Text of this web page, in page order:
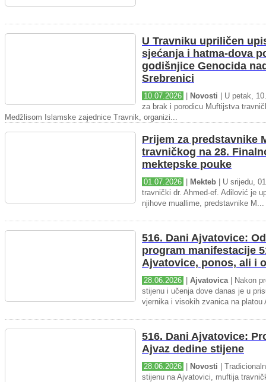
U Travniku upriličen
sjećanja i hatma-dova
godišnjice Genocida
Srebrenici
10.07.2026 Novosti | U petak,
za brak i porodicu Muftijstva
Medžlisom Islamske zajednice Travnik, organizi...
Prijem za predstavnike
travničkog na 28.
mektepske pouke
01.07.2026 Mekteb | U srijedu,
travnički dr. Ahmed-ef. Adilović je
njihove muallime, predstavnike M...
516. Dani Ajvatovice:
program manifestacije
Ajvatovice, ponos, ali i
28.06.2026 Ajvatovica| Nakon
stijenu i učenja dove danas je u
vjernika i visokih zvanica na platou
516. Dani Ajvatovice:
Ajvaz dedine stijene
28.06.2026 Novosti |
stijenu na Ajvatovici, muftija